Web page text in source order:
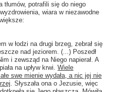
potrafili się do niego
wiara w niezawodne
w łodzi na drugi brzeg, zebrał się
nad jeziorem. (...) Poszedł
i zewsząd na Niego napierał. A
na upływ krwi.Wiele
swe mienie wydała, a nic jej nie
. Słyszała ona o Jezusie, więc